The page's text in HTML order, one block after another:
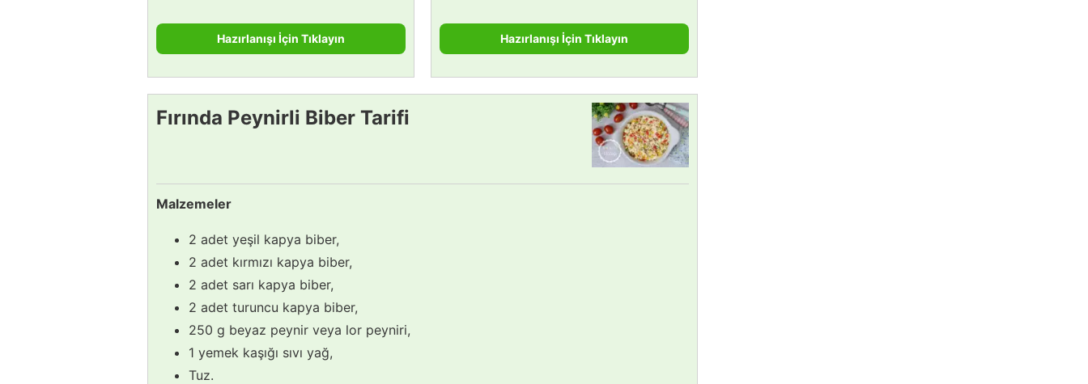
Hazırlanışı İçin Tıklayın Hazırlanışı İçin Tıklayın
Fırında Peynirli Biber Tarifi
Malzemeler
2 adet yeşil kapya biber,
2 adet kırmızı kapya biber,
2 adet sarı kapya biber,
2 adet turuncu kapya biber,
250 g beyaz peynir veya lor peyniri,
1 yemek kaşığı sıvı yağ,
Tuz.